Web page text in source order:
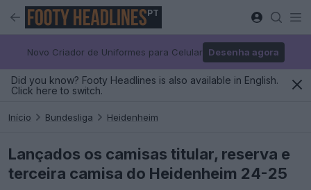
PT
Novo Criador de Uniformes para Celular Desenha agora
Did you know? Footy Headlines is also available in English.
Click here to switch.
Início Bundesliga Heidenheim
Lançados os camisas titular, reserva e
terceira camisa do Heidenheim 24-25